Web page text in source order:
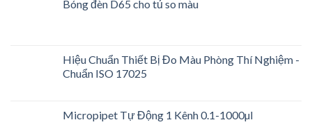
Bóng đèn D65 cho tủ so màu
Hiệu Chuẩn Thiết Bị Đo Màu Phòng Thí Nghiệm -
Chuẩn ISO 17025
Micropipet Tự Động 1 Kênh 0.1-1000µl